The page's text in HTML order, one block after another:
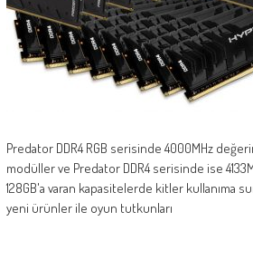
Predator DDR4 RGB serisinde 4000MHz
modüller ve Predator DDR4 serisinde ise
128GB'a varan kapasitelerde kitler kullanıma
yeni ürünler ile oyun tutkunları